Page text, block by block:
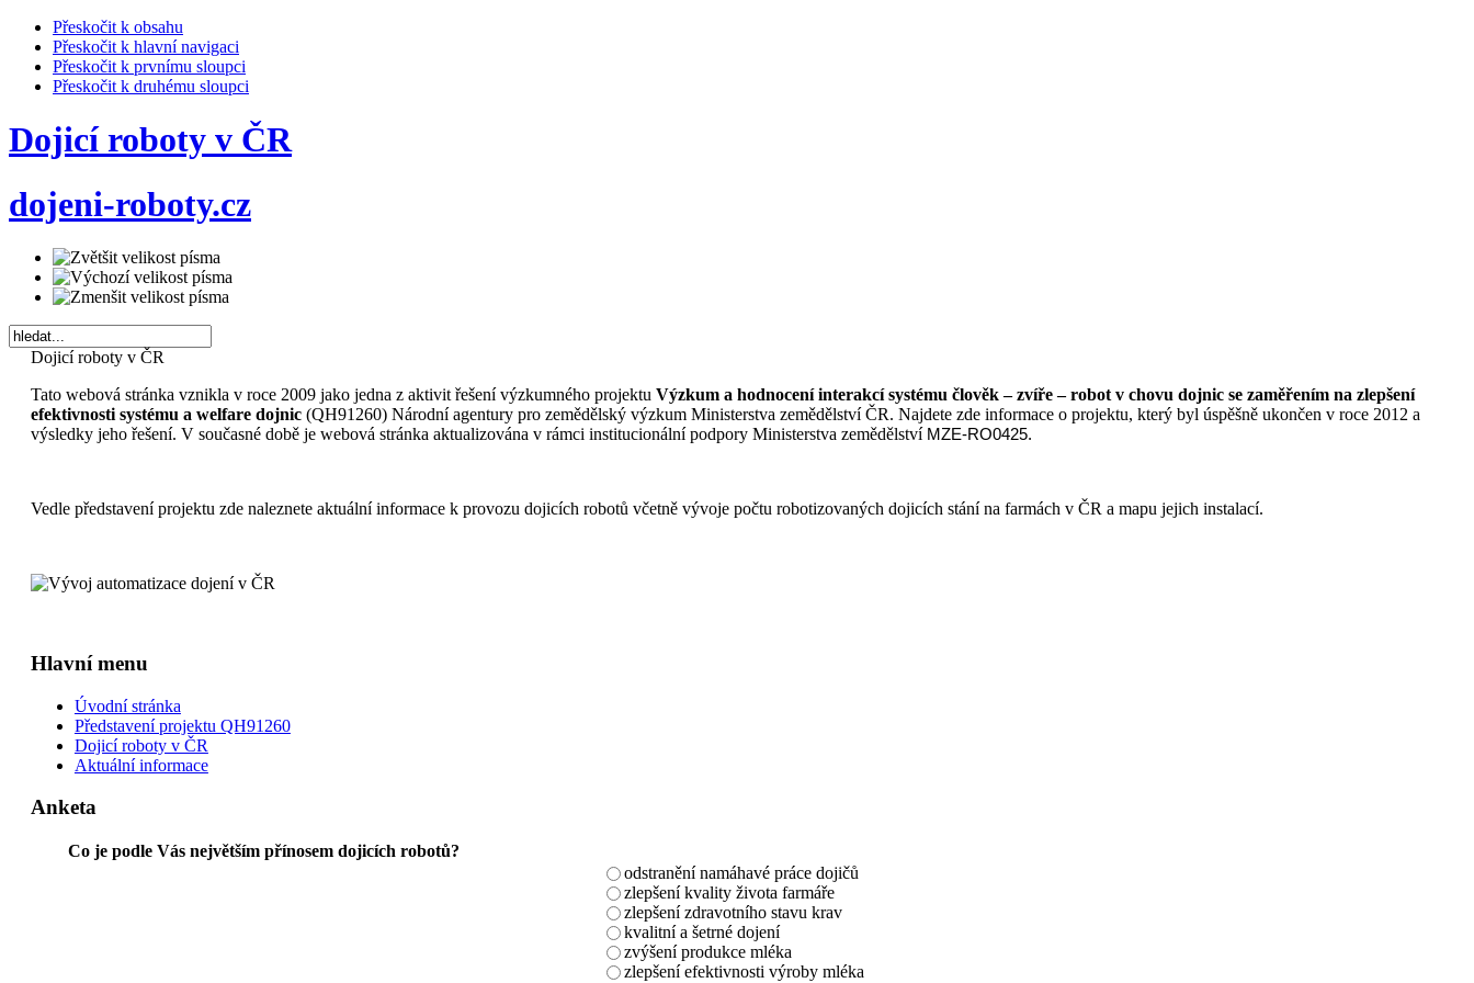
Přeskočit k obsahu
Přeskočit k hlavní navigaci
Přeskočit k prvnímu sloupci
Přeskočit k druhému sloupci
Dojicí roboty v ČR
dojeni-roboty.cz
Dojicí roboty v ČR
Tato webová stránka vznikla v roce 2009 jako jedna z aktivit řešení výzkumného projektu Výzkum a hodnocení interakcí systému člověk – zvíře – robot v chovu dojnic se zaměřením na zlepšení
efektivnosti systému a welfare dojnic(QH91260) Národní agentury pro zemědělský výzkum Ministerstva zemědělství ČR. Najdete zde informace o projektu, který byl úspěšně ukončen v roce 2012 a
výsledky jeho řešení. V současné době je webová stránka aktualizována v rámci institucionální podpory Ministerstva zemědělství MZE-RO0425.
Vedle představení projektu zde naleznete aktuální informace k provozu dojicích robotů včetně vývoje počtu robotizovaných dojicích stání na farmách v ČR a mapu jejich instalací.
Hlavní menu
Úvodní stránka
Představení projektu QH91260
Dojicí roboty v ČR
Aktuální informace
Anketa
Co je podle Vás největším přínosem dojicích robotů?
odstranění namáhavé práce dojičů
zlepšení kvality života farmáře
zlepšení zdravotního stavu krav
kvalitní a šetrné dojení
zvýšení produkce mléka
zlepšení efektivnosti výroby mléka